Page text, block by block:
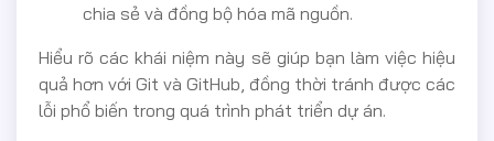
chia sẻ và đồng bộ hóa mã nguồn.
Hiểu rõ các khái niệm này sẽ giúp bạn làm việc hiệu
quả hơn với Git và GitHub, đồng thời tránh được các
lỗi phổ biến trong quá trình phát triển dự án.